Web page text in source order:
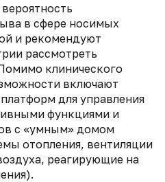
в сфере носимых
и рекомендуют
рассмотреть
клинического
включают
для управления
функциями и
с «умным» домом
отопления, вентиляции
реагирующие на